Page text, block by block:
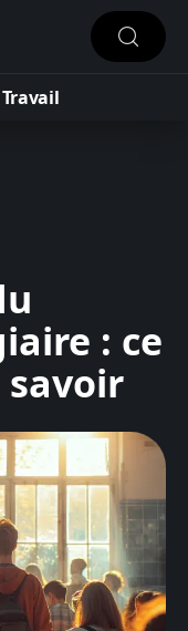
Travail
: ce
savoir